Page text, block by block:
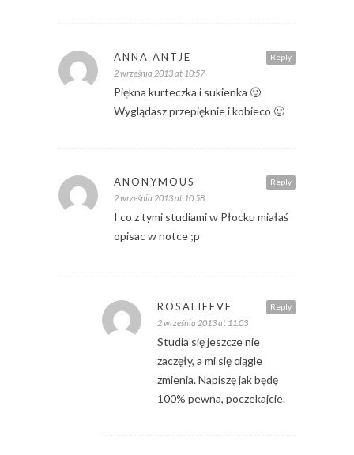
Reply
ANNA ANTJE
2 września 2013 at 10:57
Piękna kurteczka i sukienka 🙂
Wyglądasz przepięknie i kobieco 🙂
Reply
ANONYMOUS
2 września 2013 at 10:58
I co z tymi studiami w Płocku miałaś
opisac w notce ;p
Reply
ROSALIEEVE
2 września 2013 at 11:03
Studia się jeszcze nie
zaczęły, a mi się ciągle
zmienia. Napiszę jak będę
100% pewna, poczekajcie.